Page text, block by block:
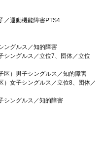
／運動機能障害PTS4
ングルス／知的障害
シングルス／立位7、団体／立位
区）男子シングルス／知的障害
）女子シングルス／立位8、団体／
シングルス／知的障害